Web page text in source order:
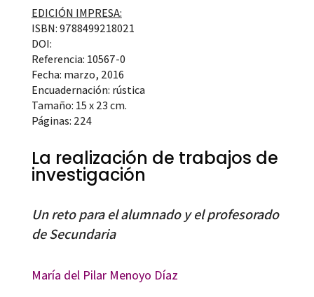
EDICIÓN IMPRESA:
ISBN: 9788499218021
DOI:
Referencia: 10567-0
Fecha: marzo, 2016
Encuadernación: rústica
Tamaño: 15 x 23 cm.
Páginas: 224
La realización de trabajos de
investigación
Un reto para el alumnado y el profesorado
de Secundaria
María del Pilar Menoyo Díaz